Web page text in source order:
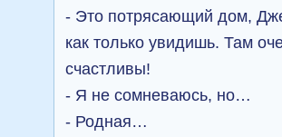
- Это потрясающий дом,
как только увидишь. Там
счастливы!
- Я не сомневаюсь, но…
- Родная…